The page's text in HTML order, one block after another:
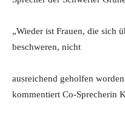
„Wieder ist Frauen, die sich
beschweren, nicht
ausreichend geholfen
kommentiert Co-Sprecherin